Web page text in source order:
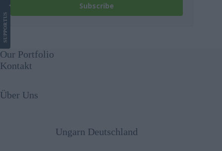
Subscribe
SUPPORT
US
Our Portfolio
Kontakt
Über Uns
Ungarn Deutschland